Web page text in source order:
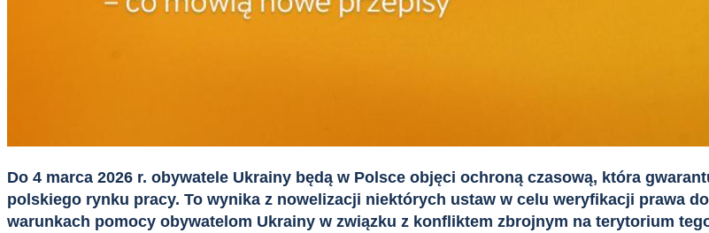
Do 4 marca 2026 r. obywatele Ukrainy będą w Polsce objęci ochroną czasową, która
polskiego rynku pracy. To wynika z nowelizacji niektórych ustaw w celu weryfikacji prawa
warunkach pomocy obywatelom Ukrainy w związku z konfliktem zbrojnym na terytorium